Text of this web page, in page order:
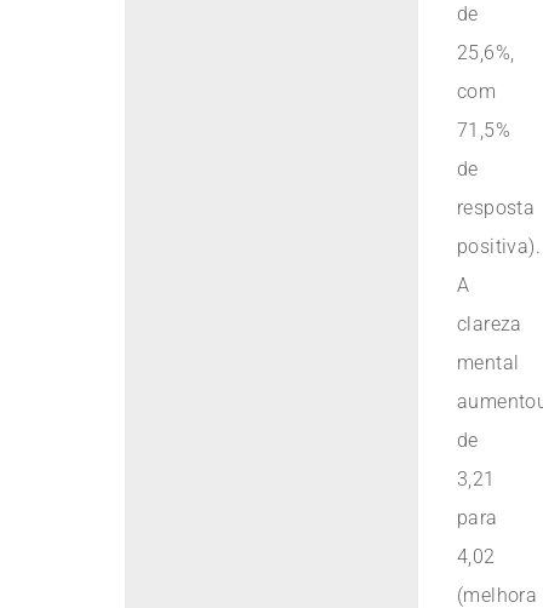
de
25,6%,
com
71,5%
de
resposta
positiva).
A
clareza
mental
de
3,21
para
4,02
(melhora